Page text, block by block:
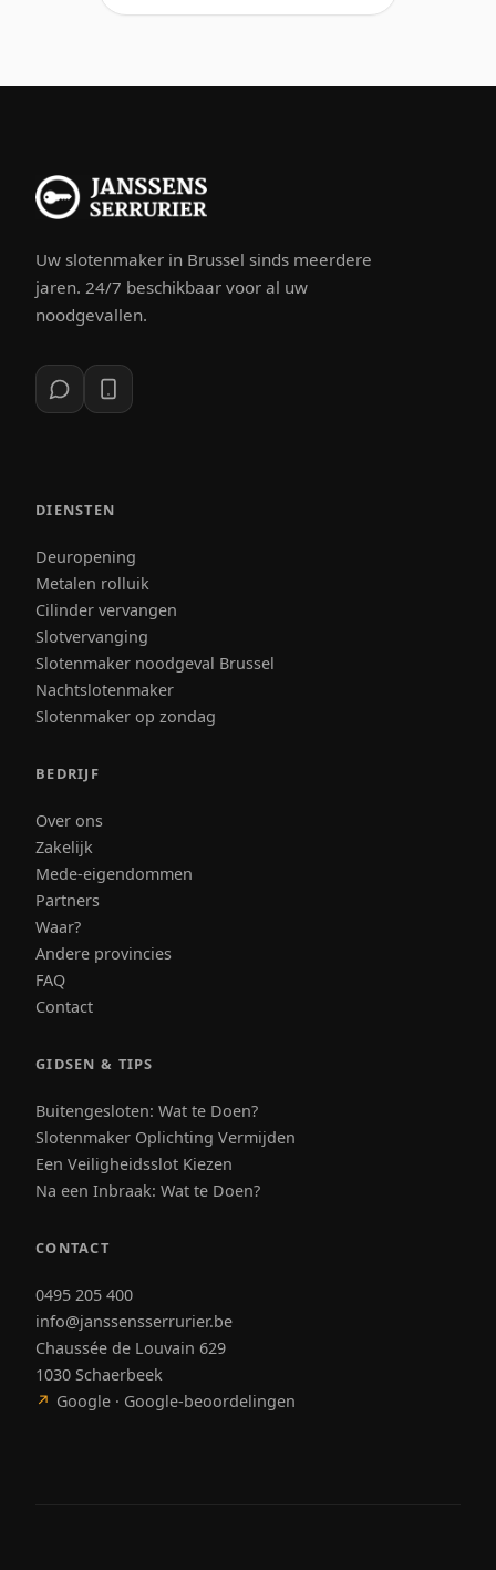
Uw slotenmaker in Brussel sinds meerdere
jaren. 24/7 beschikbaar voor al uw
noodgevallen.
DIENSTEN
Deuropening
Metalen rolluik
Cilinder vervangen
Slotvervanging
Slotenmaker noodgeval Brussel
Nachtslotenmaker
Slotenmaker op zondag
BEDRIJF
Over ons
Zakelijk
Mede-eigendommen
Partners
Waar?
Andere provincies
FAQ
Contact
GIDSEN & TIPS
Buitengesloten: Wat te Doen?
Slotenmaker Oplichting Vermijden
Een Veiligheidsslot Kiezen
Na een Inbraak: Wat te Doen?
CONTACT
0495 205 400
info@janssensserrurier.be
Chaussée de Louvain 629
1030 Schaerbeek
↗ Google · Google-beoordelingen